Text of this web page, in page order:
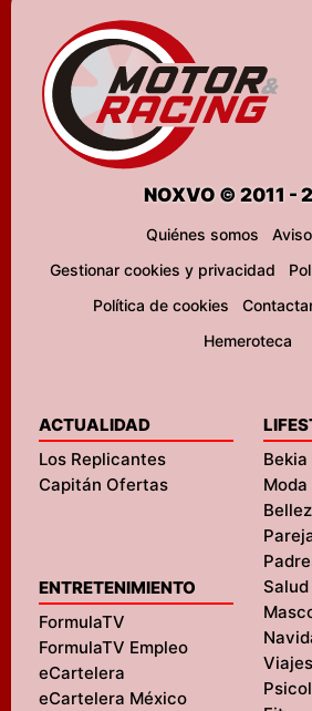
NOXVO © 2011 -
Quiénes somos
Gestionar cookies y privacidad
Política de cookies
Hemeroteca
ACTUALIDAD
Los Replicantes
Capitán Ofertas
ENTRETENIMIENTO
FormulaTV
FormulaTV Empleo
eCartelera
eCartelera México
Bekia
Moda
Salud
Viajes